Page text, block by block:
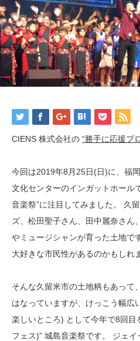
CIENS 株式会社の “勝手に応援プ
今回は2019年8月25日(日)に、福
文化センターのインガットホール
音楽祭”に注目してみました。 久
ズ、松田聖子さん、田中麗奈さん
やミュージシャンが育った土地で
大好きな市民性があるのかもしれ
そんな久留米市の土地柄もあって
はなっていますが、けっこう幅広
楽しいところ) として今年で8回目
フェス)” 城島音楽祭です。 ジェイ